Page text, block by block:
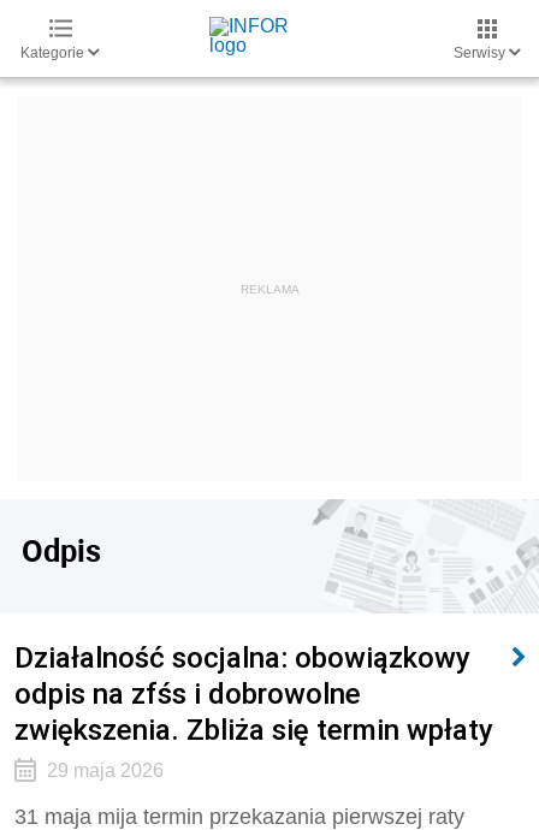
Kategorie Serwisy
Odpis
Działalność socjalna: obowiązkowy
odpis na zfśs i dobrowolne
zwiększenia. Zbliża się termin wpłaty
29 maja 2026
31 maja mija termin przekazania pierwszej raty